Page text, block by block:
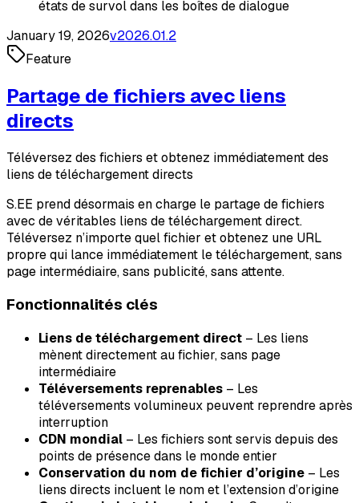
états de survol dans les boîtes de dialogue
January 19, 2026v2026.01.2
Feature
Partage de fichiers avec liens
directs
Téléversez des fichiers et obtenez immédiatement des
liens de téléchargement directs
S.EE prend désormais en charge le partage de fichiers
avec de véritables liens de téléchargement direct.
Téléversez n’importe quel fichier et obtenez une URL
propre qui lance immédiatement le téléchargement, sans
page intermédiaire, sans publicité, sans attente.
Fonctionnalités clés
Liens de téléchargement direct – Les liens
mènent directement au fichier, sans page
intermédiaire
Téléversements reprenables – Les
téléversements volumineux peuvent reprendre après
interruption
CDN mondial – Les fichiers sont servis depuis des
points de présence dans le monde entier
Conservation du nom de fichier d’origine – Les
liens directs incluent le nom et l’extension d’origine